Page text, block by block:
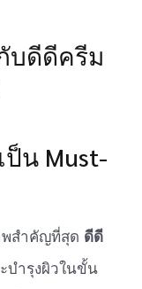
น Must-
พสำคัญที่สุด ดีดี
บำรุงผิวในขั้น